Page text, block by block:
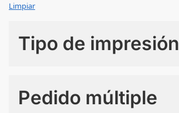
Limpiar
Tipo de impresión
Pedido múltiple